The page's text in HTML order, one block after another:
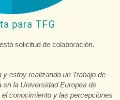
para TFG
solicitud de colaboración.
estoy realizando un Trabajo de
la Universidad Europea de
conocimiento y las percepciones